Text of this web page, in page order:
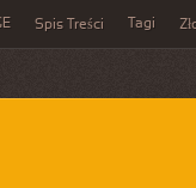
Spis Treści Tagi